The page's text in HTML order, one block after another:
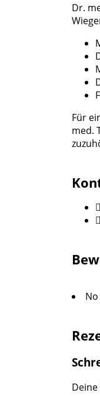
Dr.
Für
med.